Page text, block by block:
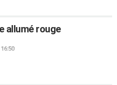
allumé rouge